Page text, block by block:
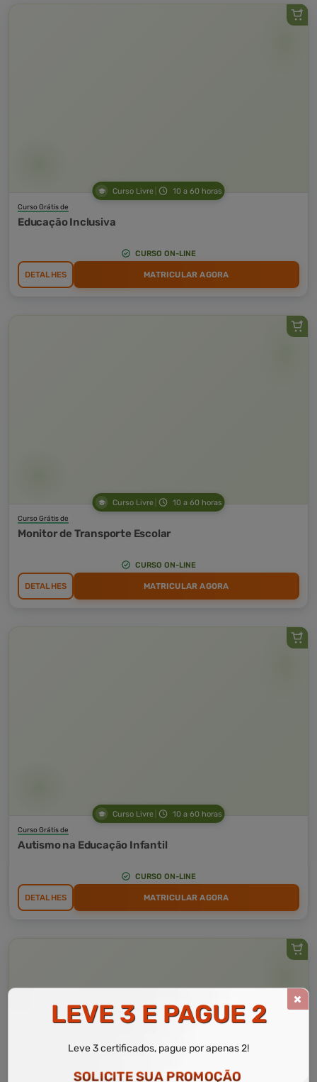
Curso Livre 10 a 60 horas
Curso Grátis de
Educação Inclusiva
CURSO ON-LINE
DETALHES MATRICULAR AGORA
Curso Livre 10 a 60 horas
Curso Grátis de
Monitor de Transporte Escolar
CURSO ON-LINE
DETALHES MATRICULAR AGORA
Curso Livre 10 a 60 horas
Curso Grátis de
Autismo na Educação Infantil
CURSO ON-LINE
DETALHES MATRICULAR AGORA
LEVE 3 E PAGUE 2
Leve 3 certificados, pague por apenas 2!
SOLICITE SUA PROMOÇÃO